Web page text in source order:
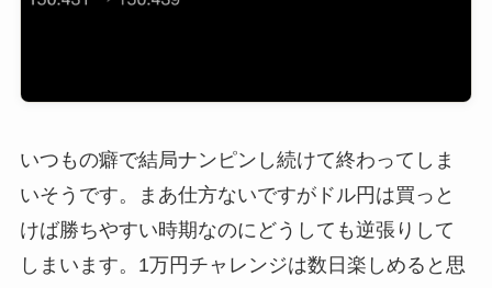
いつもの癖で結局ナンピンし続けて終わってしま
いそうです。まあ仕方ないですがドル円は買っと
けば勝ちやすい時期なのにどうしても逆張りして
しまいます。1万円チャレンジは数日楽しめると思